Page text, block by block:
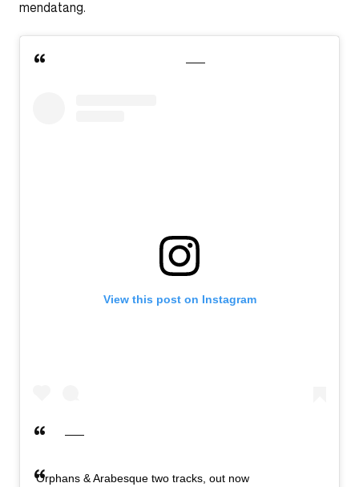
mendatang.
View this post on Instagram
Orphans & Arabesque two tracks, out now